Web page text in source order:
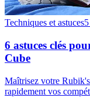
Techniques et astuces5
6 astuces clés
Cube
Maîtrisez votre
rapidement vos